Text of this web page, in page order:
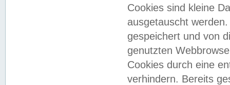
Cookies sind kleine
ausgetauscht
gespeichert und von
genutzten
Cookies durch eine
verhindern. Bereits